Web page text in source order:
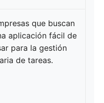
que buscan
aplicación fácil de
para la gestión
de tareas.